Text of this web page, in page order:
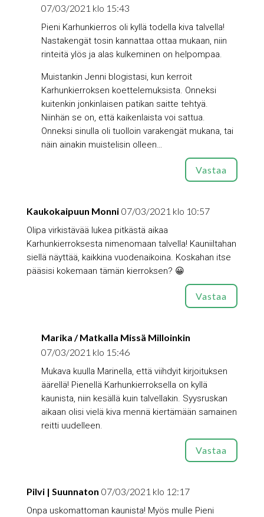
07/03/2021 klo 15:43
Pieni Karhunkierros oli kyllä todella kiva talvella!
Nastakengät tosin kannattaa ottaa mukaan, niin
rinteitä ylös ja alas kulkeminen on helpompaa.
Muistankin Jenni blogistasi, kun kerroit
Karhunkierroksen koettelemuksista. Onneksi
kuitenkin jonkinlaisen patikan saitte tehtyä.
Niinhän se on, että kaikenlaista voi sattua.
Onneksi sinulla oli tuolloin varakengät mukana, tai
näin ainakin muistelisin olleen…
Vastaa
Kaukokaipuun Monni 07/03/2021 klo 10:57
Olipa virkistävää lukea pitkästä aikaa
Karhunkierroksesta nimenomaan talvella! Kauniiltahan
siellä näyttää, kaikkina vuodenaikoina. Koskahan itse
pääsisi kokemaan tämän kierroksen? 😀
Vastaa
Marika / Matkalla Missä Milloinkin
07/03/2021 klo 15:46
Mukava kuulla Marinella, että viihdyit kirjoituksen
äärellä! Pienellä Karhunkierroksella on kyllä
kaunista, niin kesällä kuin talvellakin. Syysruskan
aikaan olisi vielä kiva mennä kiertämään samainen
reitti uudelleen.
Vastaa
Pilvi | Suunnaton 07/03/2021 klo 12:17
Onpa uskomattoman kaunista! Myös mulle Pieni